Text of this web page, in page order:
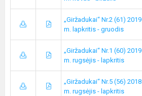
„Giržadukai“ Nr.2 (61) 2019
m. lapkritis - gruodis
„Giržadukai“ Nr.1 (60) 2019
m. rugsėjis - lapkritis
„Giržadukai“ Nr.5 (56) 2018
m. rugsėjis - lapkritis